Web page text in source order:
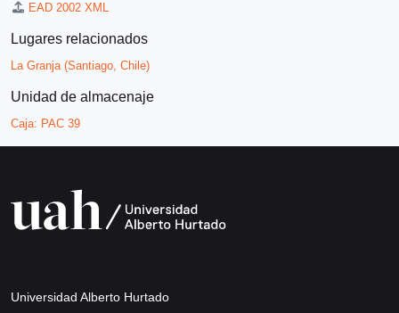
EAD 2002 XML
Lugares relacionados
La Granja (Santiago, Chile)
Unidad de almacenaje
Caja: PAC 39
Universidad Alberto Hurtado